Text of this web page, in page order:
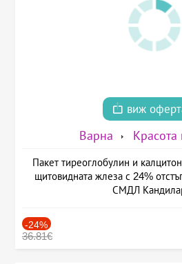
виж
Варна
Пакет тиреоглобулин и
щитовидната жлеза с 24%
СМДЛ
-24%
36.81€